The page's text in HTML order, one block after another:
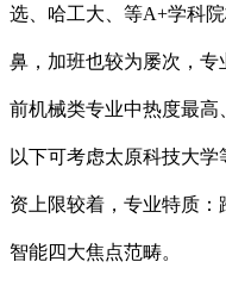
选、哈工大、等A+学科
鼻，加班也较为屡次，专
前机械类专业中热度最高
以下可考虑太原科技大
资上限较着，专业特质
智能四大焦点范畴。